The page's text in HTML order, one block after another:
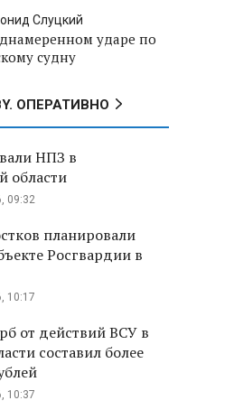
Слуцкий
ударе по
судну
ОПЕРАТИВНО
НПЗ в
области
09:32
планировали
Росгвардии в
10:17
от действий ВСУ в
составил более
10:37